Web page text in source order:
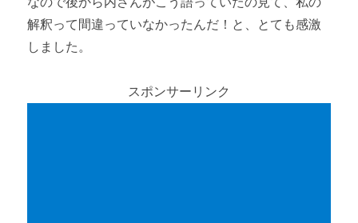
解釈って間違っていなかったんだ！と、とても感激
しました。
スポンサーリンク